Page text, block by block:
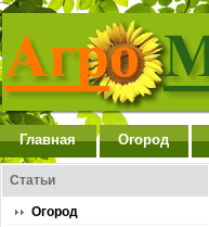
Главная Огород
Статьи
Огород